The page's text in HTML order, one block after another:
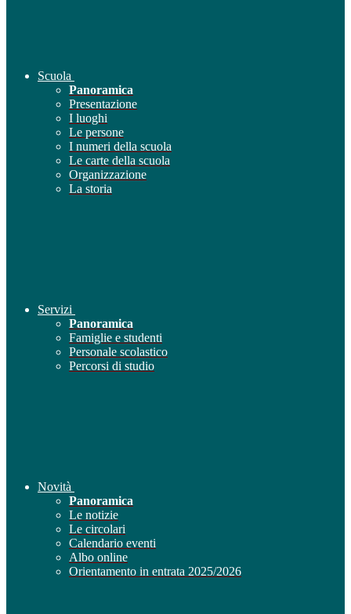
Scuola
Panoramica
Presentazione
I luoghi
Le persone
I numeri della scuola
Le carte della scuola
Organizzazione
La storia
Servizi
Panoramica
Famiglie e studenti
Personale scolastico
Percorsi di studio
Novità
Panoramica
Le notizie
Le circolari
Calendario eventi
Albo online
Orientamento in entrata 2025/2026